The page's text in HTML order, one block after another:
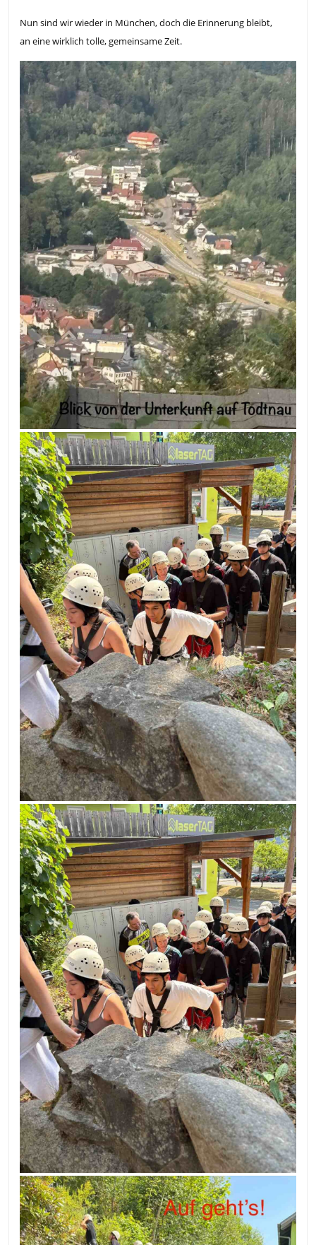
Nun sind wir wieder in München, doch die Erinnerung bleibt,
an eine wirklich tolle, gemeinsame Zeit.